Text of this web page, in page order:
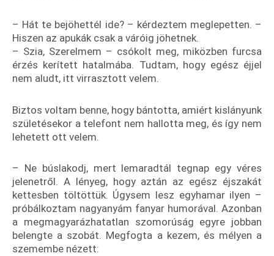
– Hát te bejöhettél ide? – kérdeztem meglepetten. –
Hiszen az apukák csak a váróig jöhetnek.
– Szia, Szerelmem – csókolt meg, miközben furcsa
érzés kerített hatalmába. Tudtam, hogy egész éjjel
nem aludt, itt virrasztott velem.
Biztos voltam benne, hogy bántotta, amiért kislányunk
születésekor a telefont nem hallotta meg, és így nem
lehetett ott velem.
– Ne búslakodj, mert lemaradtál tegnap egy véres
jelenetről. A lényeg, hogy aztán az egész éjszakát
kettesben töltöttük. Úgysem lesz egyhamar ilyen –
próbálkoztam nagyanyám fanyar humorával. Azonban
a megmagyarázhatatlan szomorúság egyre jobban
belengte a szobát. Megfogta a kezem, és mélyen a
szemembe nézett: